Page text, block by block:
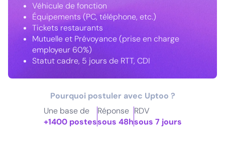
Véhicule de fonction
Équipements (PC, téléphone, etc.)
Tickets restaurants
Mutuelle et Prévoyance (prise en charge
employeur 60%)
Statut cadre, 5 jours de RTT, CDI
Pourquoi postuler avec Uptoo ?
Une base de
+1400 postes
Réponse
sous 48h
RDV
sous 7 jours